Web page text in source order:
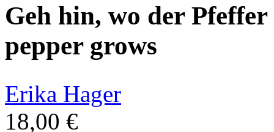
Geh hin, wo der
pepper grows
Erika Hager
18,00 €